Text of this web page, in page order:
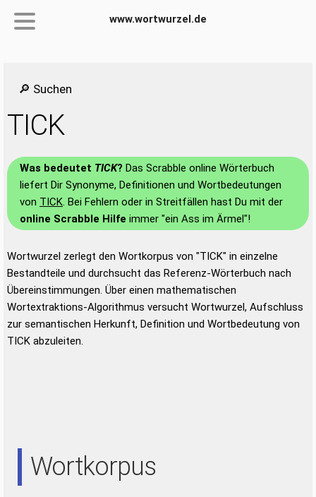
www.wortwurzel.de
🔎 Suchen
TICK
Was bedeutet TICK? Das Scrabble online Wörterbuch
liefert Dir Synonyme, Definitionen und Wortbedeutungen
von TICK. Bei Fehlern oder in Streitfällen hast Du mit der
online Scrabble Hilfe immer "ein Ass im Ärmel"!
Wortwurzel zerlegt den Wortkorpus von "TICK" in einzelne
Bestandteile und durchsucht das Referenz-Wörterbuch nach
Übereinstimmungen. Über einen mathematischen
Wortextraktions-Algorithmus versucht Wortwurzel, Aufschluss
zur semantischen Herkunft, Definition und Wortbedeutung von
TICK abzuleiten.
Wortkorpus